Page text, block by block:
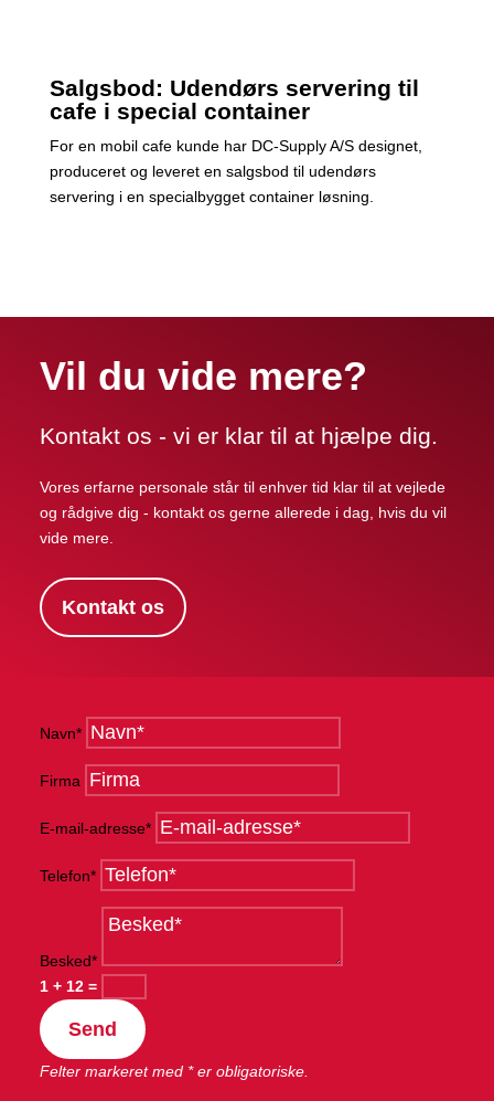
Salgsbod: Udendørs servering til
cafe i special container
For en mobil cafe kunde har DC-Supply A/S designet,
produceret og leveret en salgsbod til udendørs
servering i en specialbygget container løsning.
Vil du vide mere?
Kontakt os - vi er klar til at hjælpe dig.
Vores erfarne personale står til enhver tid klar til at vejlede
og rådgive dig - kontakt os gerne allerede i dag, hvis du vil
vide mere.
Kontakt os
Navn*
Firma
E-mail-adresse*
Telefon*
Besked*
1 + 12 =
Send
Felter markeret med * er obligatoriske.